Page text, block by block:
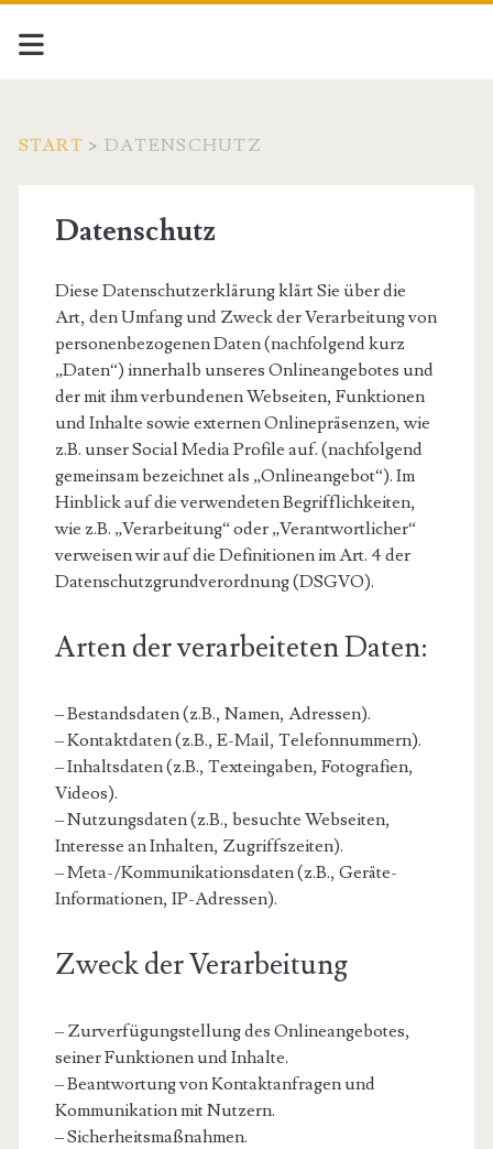
START > DATENSCHUTZ
Datenschutz
Diese Datenschutzerklärung klärt Sie über die
Art, den Umfang und Zweck der Verarbeitung von
personenbezogenen Daten (nachfolgend kurz
„Daten“) innerhalb unseres Onlineangebotes und
der mit ihm verbundenen Webseiten, Funktionen
und Inhalte sowie externen Onlinepräsenzen, wie
z.B. unser Social Media Profile auf. (nachfolgend
gemeinsam bezeichnet als „Onlineangebot“). Im
Hinblick auf die verwendeten Begrifflichkeiten,
wie z.B. „Verarbeitung“ oder „Verantwortlicher“
verweisen wir auf die Definitionen im Art. 4 der
Datenschutzgrundverordnung (DSGVO).
Arten der verarbeiteten Daten:
– Bestandsdaten (z.B., Namen, Adressen).
– Kontaktdaten (z.B., E-Mail, Telefonnummern).
– Inhaltsdaten (z.B., Texteingaben, Fotografien,
Videos).
– Nutzungsdaten (z.B., besuchte Webseiten,
Interesse an Inhalten, Zugriffszeiten).
– Meta-/Kommunikationsdaten (z.B., Geräte-
Informationen, IP-Adressen).
Zweck der Verarbeitung
– Zurverfügungstellung des Onlineangebotes,
seiner Funktionen und Inhalte.
– Beantwortung von Kontaktanfragen und
Kommunikation mit Nutzern.
– Sicherheitsmaßnahmen.